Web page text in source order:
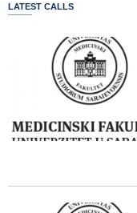
LATEST CALLS